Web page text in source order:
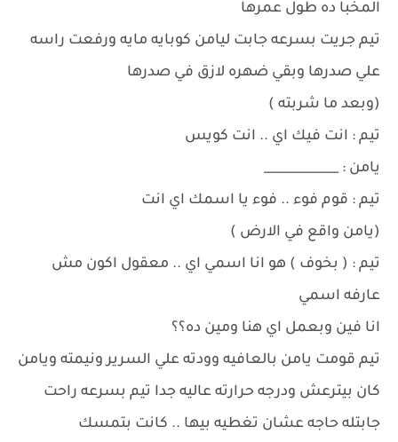
المخبا ده طول عمرها
تيم جريت بسرعه جابت ليامن كوبايه مايه ورفعت راسه
علي صدرها وبقي ضهره لازق في صدرها
(وبعد ما شربته )
تيم : انت فيك اي .. انت كويس
يامن : ____________
تيم : قوم فوء .. فوء يا اسمك اي انت
(يامن واقع في الارض )
تيم : ( بخوف ) هو انا اسمي اي .. معقول اكون مش
عارفه اسمي
انا فين وبعمل اي هنا ومين ده؟؟
تيم قومت يامن بالعافيه وودته علي السرير ونيمته ويامن
كان بيترعش ودرجه حرارته عاليه جدا تيم بسرعه راحت
جابتله حاجه عشان تغطيه بيها .. كانت بتمسك